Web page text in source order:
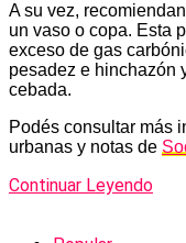
A su vez,
un vaso o copa. Esta
exceso de gas
pesadez e hinchazón
cebada.
Podés consultar más
urbanas y notas de
Continuar Leyendo